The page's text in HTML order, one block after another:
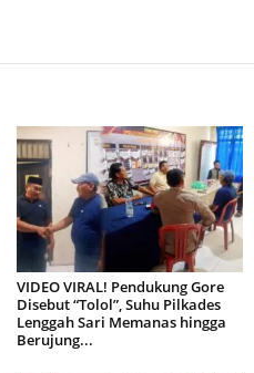
VIDEO VIRAL! Pendukung Gore
Disebut “Tolol”, Suhu Pilkades
Lenggah Sari Memanas hingga
Berujung...